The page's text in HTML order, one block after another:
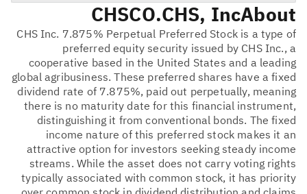
About
CHS, Inc.
CHSCO
CHS Inc. 7.875% Perpetual Preferred Stock is a type of
preferred equity security issued by CHS Inc., a
cooperative based in the United States and a leading
global agribusiness. These preferred shares have a fixed
dividend rate of 7.875%, paid out perpetually, meaning
there is no maturity date for this financial instrument,
distinguishing it from conventional bonds. The fixed
income nature of this preferred stock makes it an
attractive option for investors seeking steady income
streams. While the asset does not carry voting rights
typically associated with common stock, it has priority